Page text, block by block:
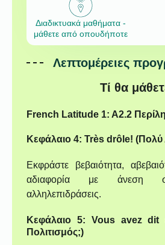
Διαδικτυακά μαθήματα -
μάθετε από οπουδήποτε
Λεπτομέρειες
Τί θα
French Latitude 1: A2.2
Κεφάλαιο 4: Très drôle! (Πολύ
Εκφράστε βεβαιότητα,
αδιαφορία με άνεση
αλληλεπιδράσεις.
Κεφάλαιο 5: Vous avez dit
Πολιτισμός;)